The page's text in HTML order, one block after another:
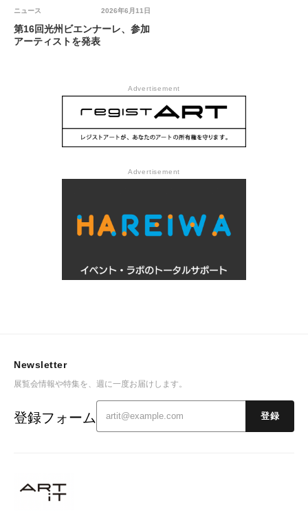
2026年6月11日
ニュース
第16回光州ビエンナーレ、参加
アーティストを発表
Advertisement
Advertisement
Newsletter
展覧会情報や特集を、週に一度お届けします。
登録フォーム 登録